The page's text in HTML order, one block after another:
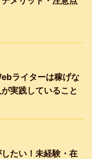
ライターは稼げな
実践していること
たい！未経験・在